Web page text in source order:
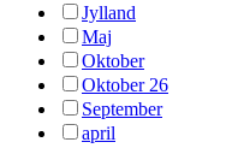
Jylland
Maj
Oktober
Oktober 26
September
april